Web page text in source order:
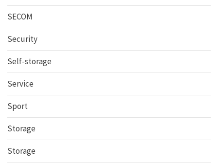
SECOM
Security
Self-storage
Service
Sport
Storage
Storage